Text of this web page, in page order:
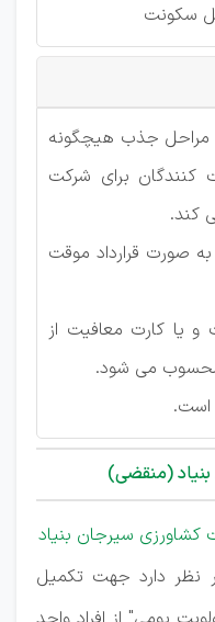
مراحل جذب هیچگونه
برای شرکت
کند.
صورت قرارداد موقت
و یا کارت معافیت از
محسوب می شود.
(منقضی)
نظر دارد جهت تکمیل